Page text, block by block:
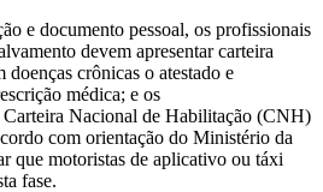
e documento pessoal, os profissionais
devem apresentar carteira
doenças crônicas o atestado e
médica; e os
Carteira Nacional de Habilitação (CNH)
com orientação do Ministério da
que motoristas de aplicativo ou táxi
fase.